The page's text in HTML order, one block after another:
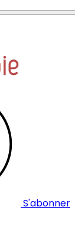
S'abonner
cookies